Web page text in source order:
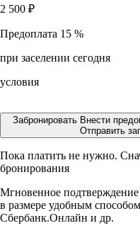
2 500 ₽
Предоплата 15 %
при заселении сегодня
условия
Забронировать Внести
Отправить
Пока платить не нужно.
бронирования
Мгновенное
в размере удобным
Сбербанк.Онлайн и др.